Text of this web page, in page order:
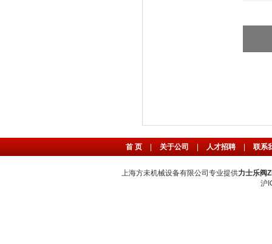
首 页 关于公司 人才招聘 联系
上海方未机械设备有限公司专业提供力士乐阀
沪